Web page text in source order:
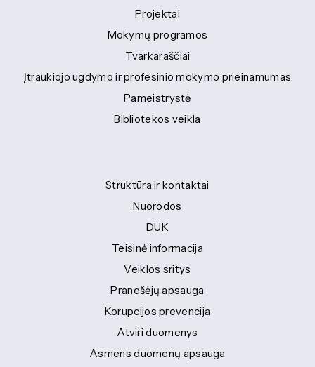
Projektai
Mokymų programos
Tvarkaraščiai
Įtraukiojo ugdymo ir profesinio mokymo prieinamumas
Pameistrystė
Bibliotekos veikla
Struktūra ir kontaktai
Nuorodos
DUK
Teisinė informacija
Veiklos sritys
Pranešėjų apsauga
Korupcijos prevencija
Atviri duomenys
Asmens duomenų apsauga